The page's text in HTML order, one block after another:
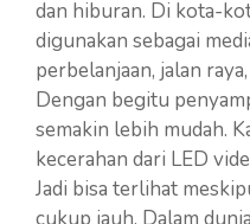
dan hiburan. Di kota-
digunakan sebagai
perbelanjaan, jalan
Dengan begitu
semakin lebih mudah.
kecerahan dari LED
Jadi bisa terlihat